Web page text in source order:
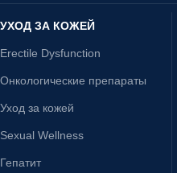
УХОД ЗА КОЖЕЙ
Erectile Dysfunction
Онкологические препараты
Уход за кожей
Sexual Wellness
Гепатит